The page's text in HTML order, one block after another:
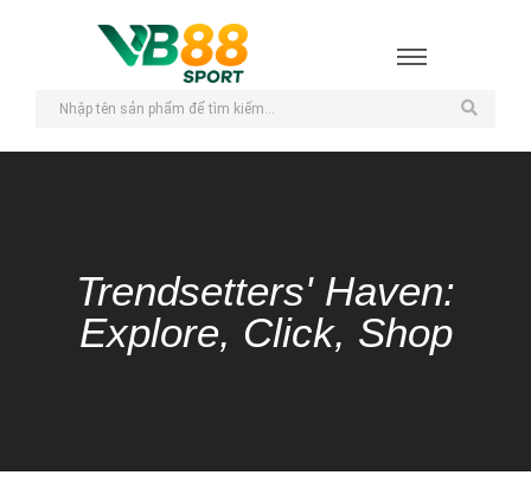
Trendsetters' Haven:
Explore, Click, Shop